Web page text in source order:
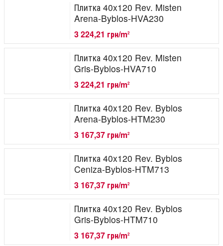
Плитка 40x120 Rev. Misten
Arena-Byblos-HVA230
3 224,21 грн/m2
Плитка 40x120 Rev. Misten
Gris-Byblos-HVA710
3 224,21 грн/m2
Плитка 40x120 Rev. Byblos
Arena-Byblos-HTM230
3 167,37 грн/m2
Плитка 40x120 Rev. Byblos
Ceniza-Byblos-HTM713
3 167,37 грн/m2
Плитка 40x120 Rev. Byblos
Gris-Byblos-HTM710
3 167,37 грн/m2